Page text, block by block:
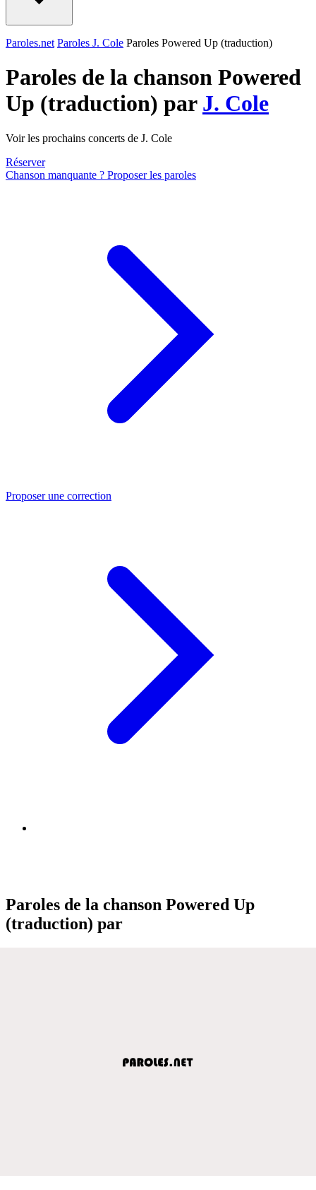
Paroles.net Paroles J. Cole Paroles Powered Up (traduction)
Paroles de la chanson Powered
Up (traduction) par J. Cole
Voir les prochains concerts de J. Cole
Réserver
Chanson manquante ? Proposer les paroles
Proposer une correction
Paroles de la chanson Powered Up
(traduction) par